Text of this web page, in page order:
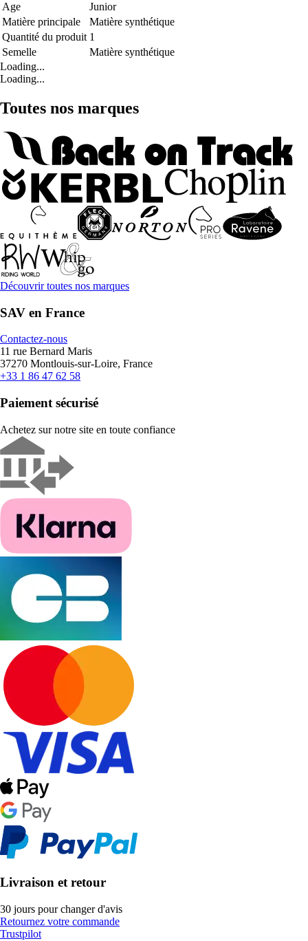
Age
Junior
Matière principale
Matière synthétique
Quantité du produit 1
Semelle
Matière synthétique
Loading...
Loading...
Toutes nos marques
Découvrir toutes nos marques
SAV en France
Contactez-nous
11 rue Bernard Maris
37270 Montlouis-sur-Loire, France
+33 1 86 47 62 58
Paiement sécurisé
Achetez sur notre site en toute confiance
Livraison et retour
30 jours pour changer d'avis
Retournez votre commande
Trustpilot